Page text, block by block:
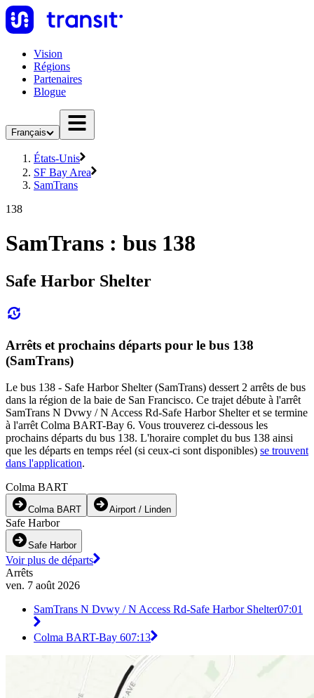
Vision
Régions
Partenaires
Blogue
Français
États-Unis
SF Bay Area
SamTrans
138
SamTrans : bus 138
Safe Harbor Shelter
Arrêts et prochains départs pour le bus 138
(SamTrans)
Le bus 138 - Safe Harbor Shelter (SamTrans) dessert 2 arrêts de bus
dans la région de la baie de San Francisco. Ce trajet débute à l'arrêt
SamTrans N Dvwy / N Access Rd-Safe Harbor Shelter et se termine
à l'arrêt Colma BART-Bay 6. Vous trouverez ci-dessous les
prochains départs du bus 138. L'horaire complet du bus 138 ainsi
que les départs en temps réel (si ceux-ci sont disponibles) se trouvent
dans l'application.
Colma BART
Colma BART Airport / Linden
Safe Harbor
Safe Harbor
Voir plus de départs
Arrêts
ven. 7 août 2026
SamTrans N Dvwy / N Access Rd-Safe Harbor Shelter07:01
Colma BART-Bay 607:13